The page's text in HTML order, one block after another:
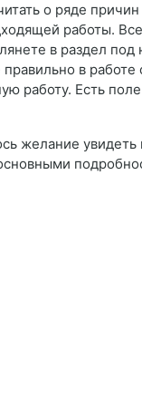
о ряде причин
работы.
в раздел
в работе
работу. Есть
желание